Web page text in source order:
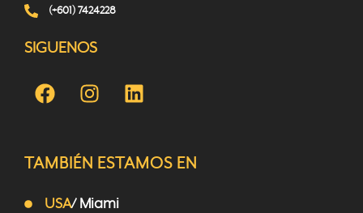
(+601) 7424228
SIGUENOS
TAMBIÉN ESTAMOS EN
USA/ Miami